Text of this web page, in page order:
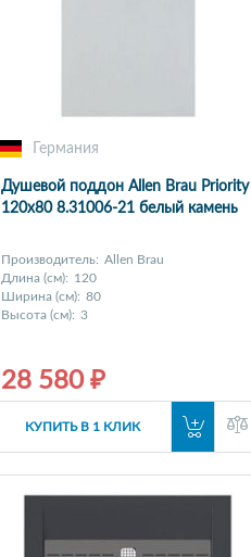
Германия
Душевой поддон Allen Brau Priority
120x80 8.31006-21 белый камень
Производитель: Allen Brau
Длина (см): 120
Ширина (см): 80
Высота (см): 3
28 580 ₽
КУПИТЬ В 1 КЛИК